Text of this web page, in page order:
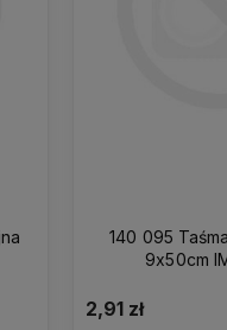
140 095
9x50cm
2,91 zł